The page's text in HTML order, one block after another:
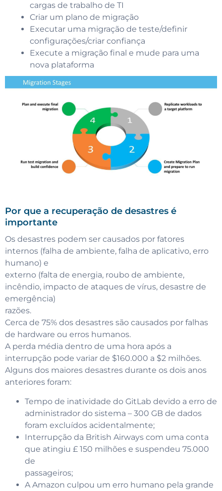
cargas de trabalho de TI
Criar um plano de migração
Executar uma migração de teste/definir
configurações/criar confiança
Execute a migração final e mude para uma
nova plataforma
Por que a recuperação de desastres é
importante
Os desastres podem ser causados por fatores
internos (falha de ambiente, falha de aplicativo, erro
humano) e
externo (falta de energia, roubo de ambiente,
incêndio, impacto de ataques de vírus, desastre de
emergência)
razões.
Cerca de 75% dos desastres são causados por falhas
de hardware ou erros humanos.
A perda média dentro de uma hora após a
interrupção pode variar de $160.000 a $2 milhões.
Alguns dos maiores desastres durante os dois anos
anteriores foram:
Tempo de inatividade do GitLab devido a erro de
administrador do sistema – 300 GB de dados
foram excluídos acidentalmente;
Interrupção da British Airways com uma conta
que atingiu £ 150 milhões e suspendeu 75.000
de
passageiros;
A Amazon culpou um erro humano pela grande